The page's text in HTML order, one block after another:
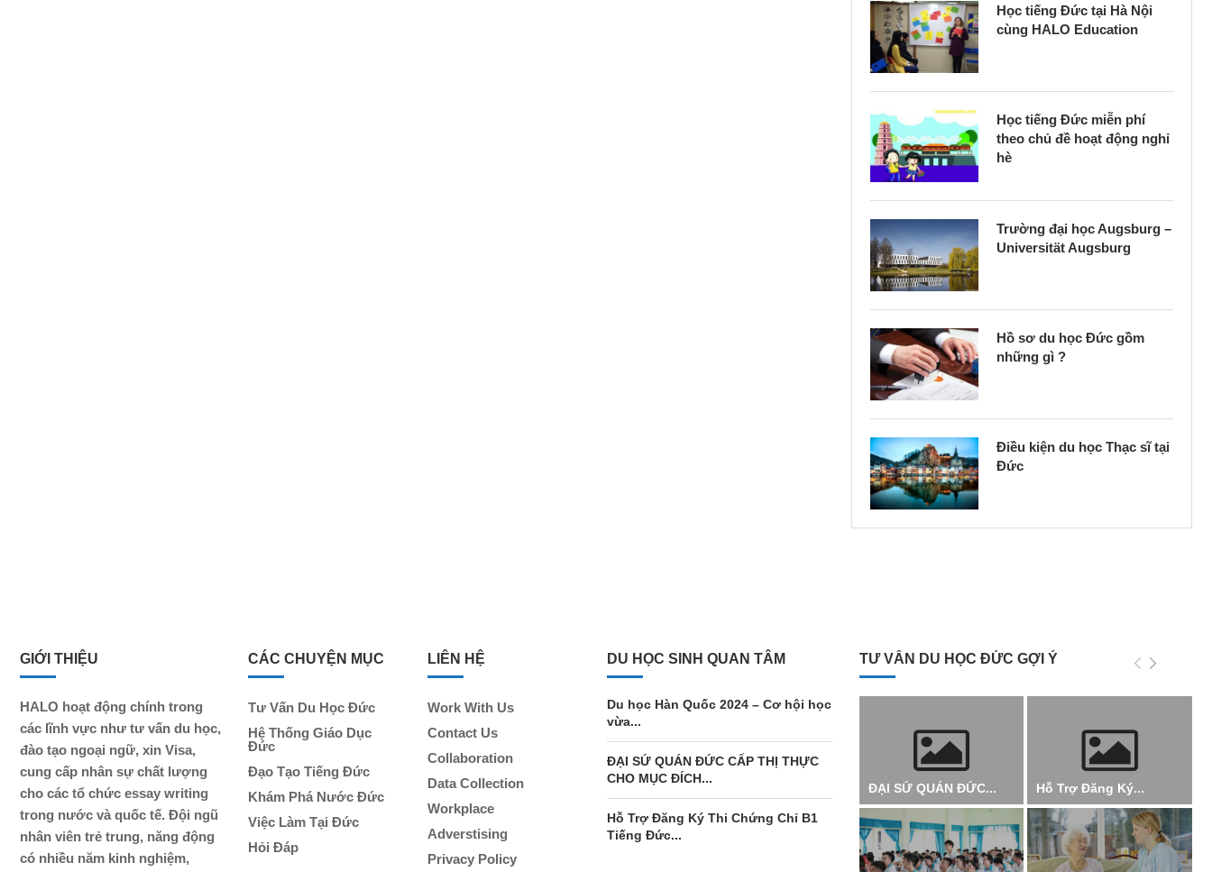
Học tiếng Đức tại Hà Nội
cùng HALO Education
Học tiếng Đức miễn phí
theo chủ đề hoạt động nghỉ
hè
Trường đại học Augsburg –
Universität Augsburg
Hồ sơ du học Đức gồm
những gì ?
Điều kiện du học Thạc sĩ tại
Đức
GIỚI THIỆU
HALO hoạt động chính trong
các lĩnh vực như tư vấn du học,
đào tạo ngoại ngữ, xin Visa,
cung cấp nhân sự chất lượng
cho các tổ chức essay writing
trong nước và quốc tế. Đội ngũ
nhân viên trẻ trung, năng động
có nhiều năm kinh nghiệm,
CÁC CHUYỆN MỤC
Tư Vấn Du Học Đức
Hệ Thống Giáo Dục
Đức
Đạo Tạo Tiếng Đức
Khám Phá Nước Đức
Việc Làm Tại Đức
Hỏi Đáp
LIÊN HỆ
Work With Us
Contact Us
Collaboration
Data Collection
Workplace
Adverstising
Privacy Policy
DU HỌC SINH QUAN TÂM
Du học Hàn Quốc 2024 – Cơ hội học
vừa...
ĐẠI SỨ QUÁN ĐỨC CẤP THỊ THỰC
CHO MỤC ĐÍCH...
Hỗ Trợ Đăng Ký Thi Chứng Chỉ B1
Tiếng Đức...
TƯ VẤN DU HỌC ĐỨC GỢI Ý
ĐẠI SỨ QUÁN ĐỨC... Hỗ Trợ Đăng Ký...